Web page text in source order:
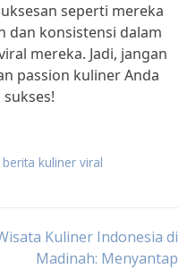
seperti mereka
dan konsistensi dalam
mereka. Jadi, jangan
passion kuliner Anda
berita kuliner viral
Kuliner Indonesia di
Madinah: Menyantap